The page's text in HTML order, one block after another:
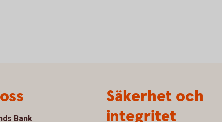
Bank
Säkerhet och
integritet